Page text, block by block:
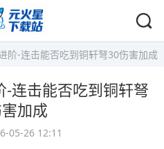
阶-连击能否吃到铜轩弩30伤害加成
连击能否吃到铜轩弩
加成
05-26 12:11